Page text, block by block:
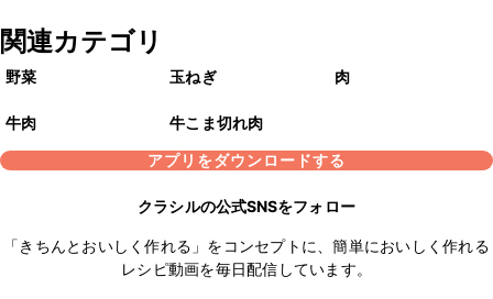
関連カテゴリ
野菜 玉ねぎ 肉
牛肉
牛こま切れ肉
アプリをダウンロードする
クラシルの公式SNSをフォロー
「きちんとおいしく作れる」をコンセプトに、簡単においしく作れる
レシピ動画を毎日配信しています。